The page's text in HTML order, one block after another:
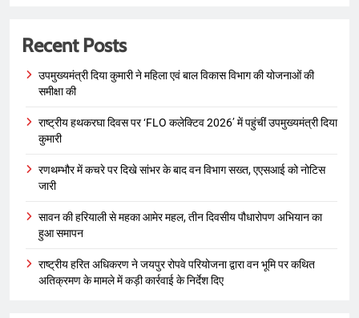
Recent Posts
उपमुख्यमंत्री दिया कुमारी ने महिला एवं बाल विकास विभाग की योजनाओं की
समीक्षा की
राष्ट्रीय हथकरघा दिवस पर ‘FLO कलेक्टिव 2026’ में पहुंचीं उपमुख्यमंत्री दिया
कुमारी
रणथम्भौर में कचरे पर दिखे सांभर के बाद वन विभाग सख्त, एएसआई को नोटिस
जारी
सावन की हरियाली से महका आमेर महल, तीन दिवसीय पौधारोपण अभियान का
हुआ समापन
राष्ट्रीय हरित अधिकरण ने जयपुर रोपवे परियोजना द्वारा वन भूमि पर कथित
अतिक्रमण के मामले में कड़ी कार्रवाई के निर्देश दिए